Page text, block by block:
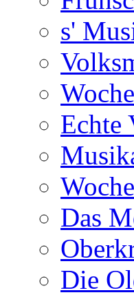
s'
Echte
Das
Die